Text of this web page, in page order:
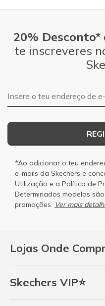
Lojas Onde
Skechers VIP⭐
20% Desconto*
te inscreveres
Endereço de e-mail
*Ao adicionar o teu
e-mails da Skechers e
Utilização e a Política de
Determinados modelos
promoções. Ver mais